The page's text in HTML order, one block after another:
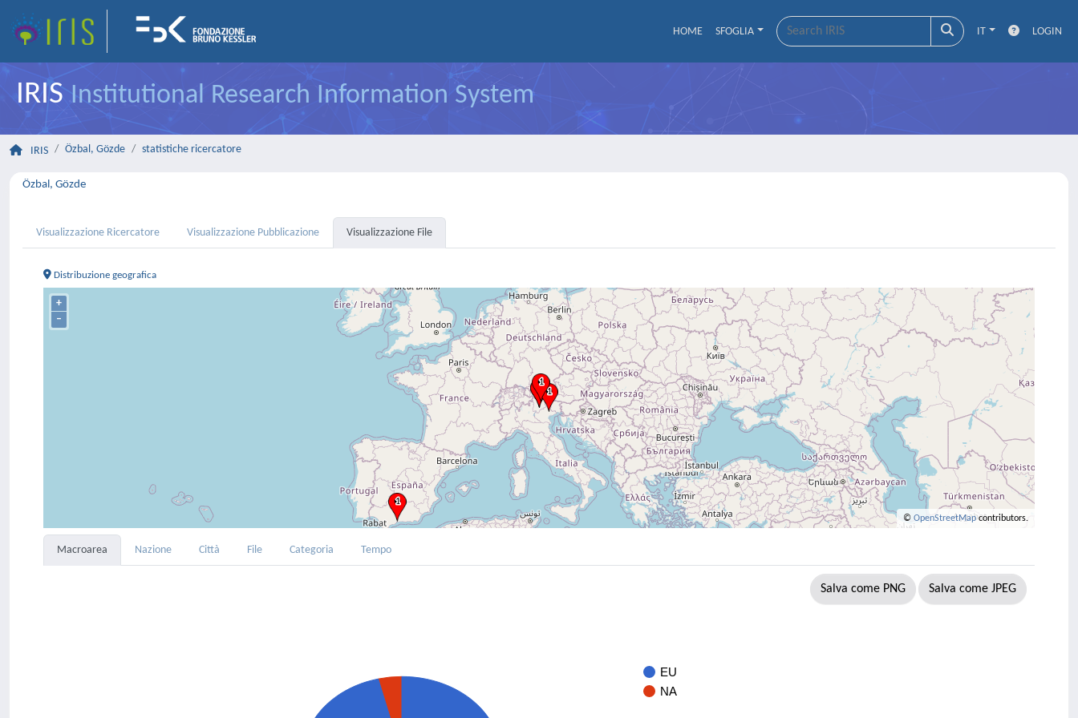
HOME SFOGLIA IT LOGIN
IRISInstitutional Research Information System
IRIS Özbal, Gözde statistiche ricercatore
Özbal, Gözde
Visualizzazione Ricercatore Visualizzazione Pubblicazione Visualizzazione File
Distribuzione geografica
+
–
© OpenStreetMapcontributors.
Macroarea Nazione Città File Categoria Tempo
Salva come PNG Salva come JPEG
EU
NA